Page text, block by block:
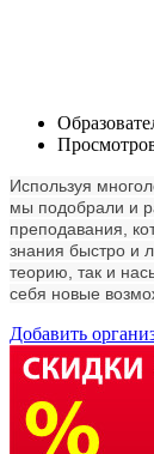
Используя
мы подобрали и
преподавания,
знания быстро и
теорию, так и
себя новые
Добавить